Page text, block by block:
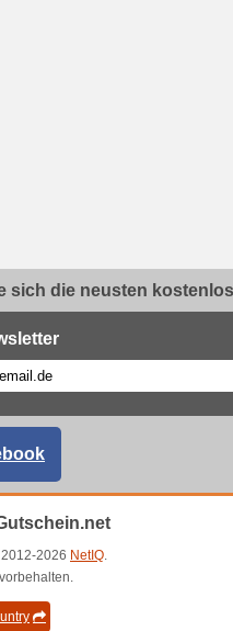
sich die neusten
2026 NetIQ.